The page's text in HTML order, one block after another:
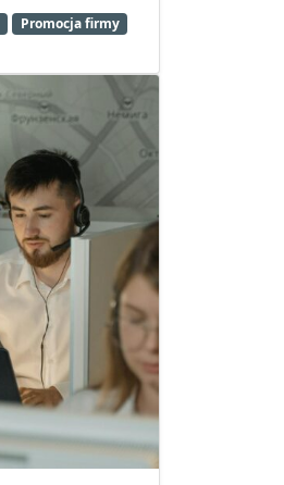
Promocja firmy